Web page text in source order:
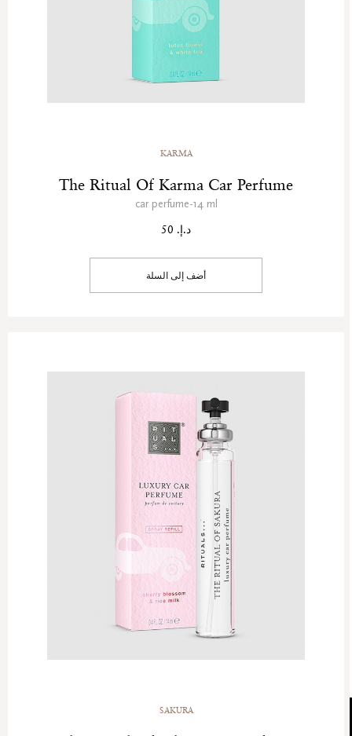
KARMA
The Ritual Of Karma Car Perfume
car perfume-14 ml
د.إ. 50
أضف إلى السلة
SAKURA